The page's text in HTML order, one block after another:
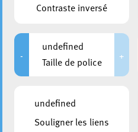
Contraste inversé
-
undefined
Taille de police
+
undefined
Souligner les liens